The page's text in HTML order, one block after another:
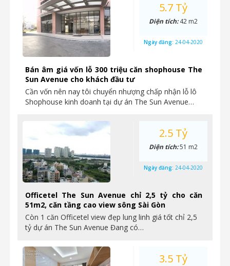
Bán âm giá vốn lỗ 300 triệu căn shophouse The
Sun Avenue cho khách đầu tư
Cần vốn nên nay tôi chuyển nhượng chấp nhận lỗ lô
Shophouse kinh doanh tại dự án The Sun Avenue…
5.7 Tỷ
Diện tích:42 m2
Ngày đăng: 24-04-2020
Officetel The Sun Avenue chỉ 2,5 tỷ cho căn
51m2, căn tầng cao view sông Sài Gòn
Còn 1 căn Officetel view đẹp lung linh giá tốt chỉ 2,5
tỷ dự án The Sun Avenue Đang có…
2.5 Tỷ
Diện tích:51 m2
Ngày đăng: 24-04-2020
3.5 Tỷ